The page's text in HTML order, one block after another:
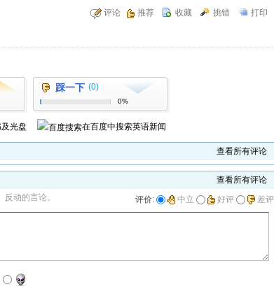
评论 推荐 收藏 挑错 打印
踩一下 (0)
0%
光盘 在百度中搜索英语新闻
查看所有评论
查看所有评论
动的言论。
评价: 中立 好评 差评